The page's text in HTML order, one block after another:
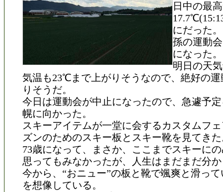
日中の最
にだった。
孫の運動
になった。
明日の天
気温も23℃まで上がりそうなので、絶好の
りそうだ。
今日は運動会が中止になったので、急遽予
幌に向かった。
スキーアイテムが一堂に会するカスタムフ
ズンのためのスキー板とスキー靴を見てき
73歳になって、まさか、ここまでスキーに
思ってもみなかったが、人生はまだまだ分
今から、“おニュー”の板と靴で颯爽と滑っ
を想像している。